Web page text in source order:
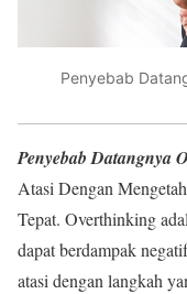
Penyebab
Penyebab Datangnya
Atasi Dengan
Tepat. Overthinking
dapat berdampak
atasi dengan langkah